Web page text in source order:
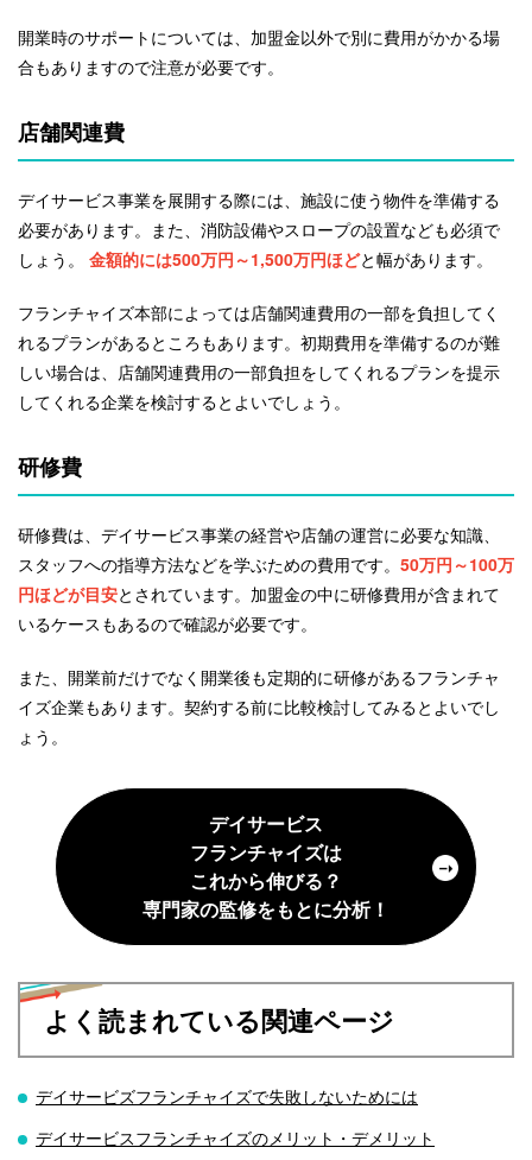
開業時のサポートについては、加盟金以外で別に費用がかかる場
合もありますので注意が必要です。
店舗関連費
デイサービス事業を展開する際には、施設に使う物件を準備する
必要があります。また、消防設備やスロープの設置なども必須で
しょう。 金額的には500万円～1,500万円ほどと幅があります。
フランチャイズ本部によっては店舗関連費用の一部を負担してく
れるプランがあるところもあります。初期費用を準備するのが難
しい場合は、店舗関連費用の一部負担をしてくれるプランを提示
してくれる企業を検討するとよいでしょう。
研修費
研修費は、デイサービス事業の経営や店舗の運営に必要な知識、
スタッフへの指導方法などを学ぶための費用です。 50万円～100万
円ほどが目安とされています。加盟金の中に研修費用が含まれて
いるケースもあるので確認が必要です。
また、開業前だけでなく開業後も定期的に研修があるフランチャ
イズ企業もあります。契約する前に比較検討してみるとよいでし
ょう。
デイサービス
フランチャイズは
これから伸びる？
専門家の監修をもとに分析！
よく読まれている関連ページ
デイサービズフランチャイズで失敗しないためには
デイサービスフランチャイズのメリット・デメリット